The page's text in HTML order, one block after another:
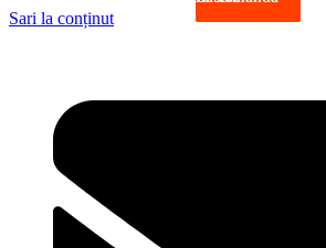
Sari la conținut